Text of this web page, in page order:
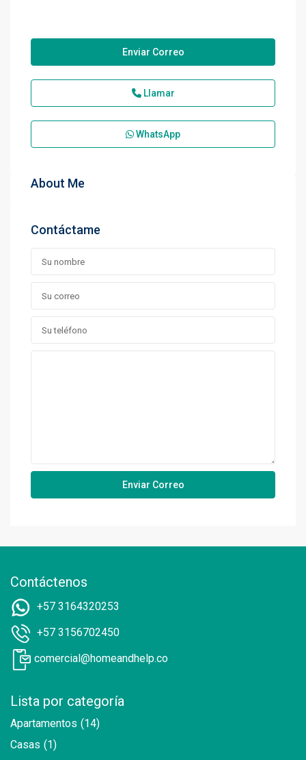
Enviar Correo
Llamar
WhatsApp
About Me
Contáctame
Contáctenos
+57 3164320253
+57 3156702450
comercial@homeandhelp.co
Lista por categoría
Apartamentos (14)
Casas (1)